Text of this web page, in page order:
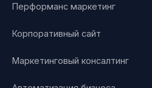
Перформанс маркетинг
Корпоративный сайт
Маркетинговый консалтинг